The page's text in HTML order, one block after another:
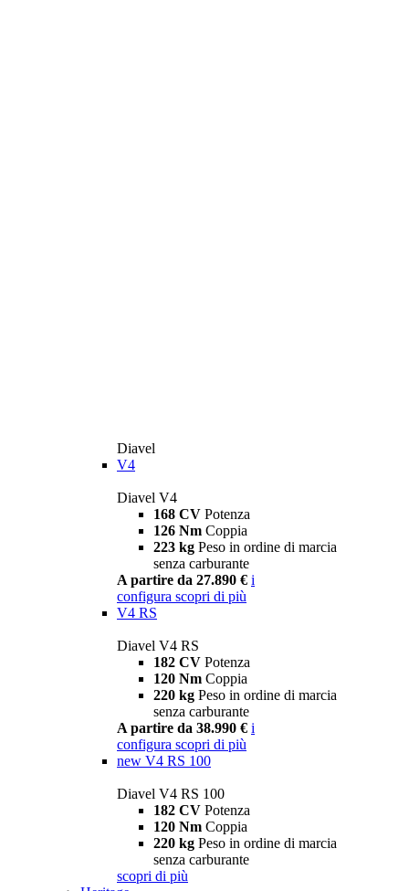
Diavel
V4
Diavel V4
168 CV Potenza
126 Nm Coppia
223 kg Peso in ordine di marcia
senza carburante
A partire da 27.890 € i
configura scopri di più
V4 RS
Diavel V4 RS
182 CV Potenza
120 Nm Coppia
220 kg Peso in ordine di marcia
senza carburante
A partire da 38.990 € i
configura scopri di più
new V4 RS 100
Diavel V4 RS 100
182 CV Potenza
120 Nm Coppia
220 kg Peso in ordine di marcia
senza carburante
scopri di più